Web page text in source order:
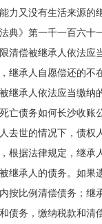
力又没有生活来源的
典》第一千一百六十
清偿被继承人依法应
继承人自愿偿还的不
继承人依法应当缴纳
亡债务如何长沙收账
去世的情况下，债权
根据法律规定，继承
继承人的债务。如果
按比例清偿债务；继
债务，缴纳税款和清